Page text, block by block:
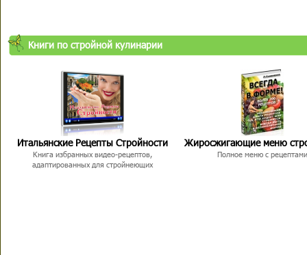
Книги по стройной кулинарии
Итальянские Рецепты Стройности
Книга избранных видео-рецептов,
адаптированных для стройнеющих
Жиросжигающие меню
Полное меню с рецептами